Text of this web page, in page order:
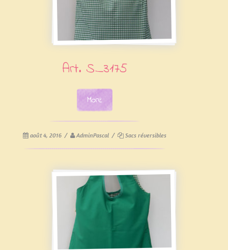
Art. S_3175
More
août 4, 2016 / AdminPascal / Sacs réversibles